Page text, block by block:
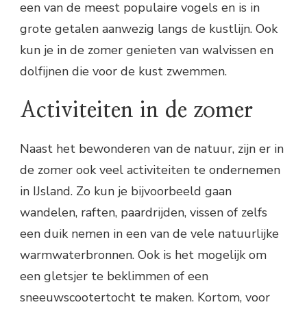
een van de meest populaire vogels en is in
grote getalen aanwezig langs de kustlijn. Ook
kun je in de zomer genieten van walvissen en
dolfijnen die voor de kust zwemmen.
Activiteiten in de zomer
Naast het bewonderen van de natuur, zijn er in
de zomer ook veel activiteiten te ondernemen
in IJsland. Zo kun je bijvoorbeeld gaan
wandelen, raften, paardrijden, vissen of zelfs
een duik nemen in een van de vele natuurlijke
warmwaterbronnen. Ook is het mogelijk om
een gletsjer te beklimmen of een
sneeuwscootertocht te maken. Kortom, voor